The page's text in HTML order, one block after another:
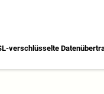
verschlüsselte